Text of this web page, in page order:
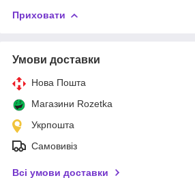
Приховати
Умови доставки
Нова Пошта
Магазини Rozetka
Укрпошта
Самовивіз
Всі умови доставки